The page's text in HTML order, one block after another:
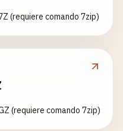
(requiere comando 7zip)
(requiere comando 7zip)